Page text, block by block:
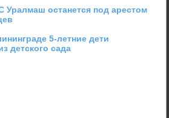
останется под арестом
5-летние дети
детского сада